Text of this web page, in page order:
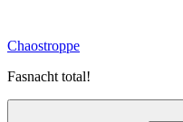
springen
Chaostroppe
Fasnacht total!